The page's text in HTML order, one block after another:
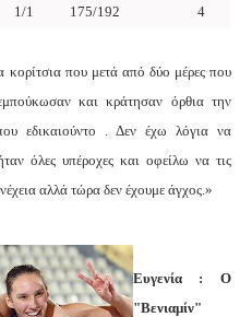
1/1 175/192 4
που μετά από δύο μέρες που
και κράτησαν όρθια την
εδικαιούντο . Δεν έχω λόγια να
όλες υπέροχες και οφείλω να τις
αλλά τώρα δεν έχουμε άγχος.»
Ευγενία : Ο
"Βενιαμίν"